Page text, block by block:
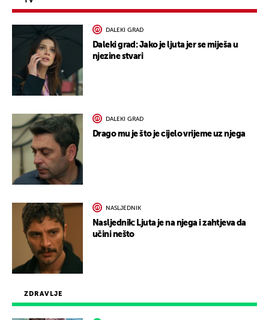
ZDRAVLJE
DALEKI GRAD
Daleki grad: Jako je ljuta jer se miješa u
njezine stvari
DALEKI GRAD
Drago mu je što je cijelo vrijeme uz njega
NASLJEDNIK
Nasljednik: Ljuta je na njega i zahtjeva da
učini nešto